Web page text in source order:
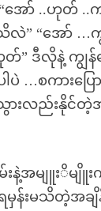
ာ် ..ဟုတ် ..က
“အော် …ကျွ
ဟုတ်” ဒီလိုနဲ့
ါပဲ …စကား
ားလည်းနိုင်
းနဲ့အမျူးိမ
းမသိတဲ့အချိန်